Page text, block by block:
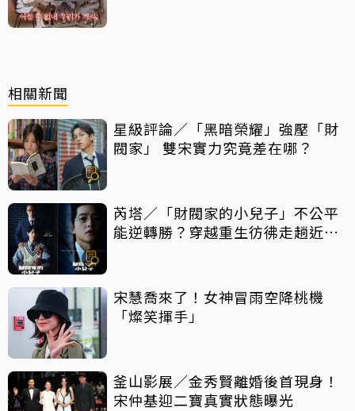
相關新聞
星級評論／「黑暗榮耀」強壓「財
閥家」 雙宋實力究竟差在哪？
芮塔／「財閥家的小兒子」不公平
能逆轉勝？穿越重生彷彿走趟近代
宋慧喬來了！女神冒雨空降桃機
「燦笑揮手」
釜山影展／金秀賢離婚後首現身！
宋仲基迎二寶真實狀態曝光